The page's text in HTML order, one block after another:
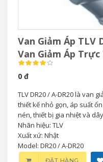
Van Giảm Áp TLV
Van Giảm Áp
& Khí Nén
0 đ
TLV DR20 / A-DR20 là van
thiết kế nhỏ gọn, áp suất
nén, thiết bị gia nhiệt và
Nhãn hiệu: TLV
Xuất xứ: Nhật
Model: DR20 / A-DR20
ĐẶT HÀNG